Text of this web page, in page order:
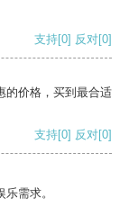
支持[0] 反对[0]
的价格，买到最合适
支持[0] 反对[0]
需求。